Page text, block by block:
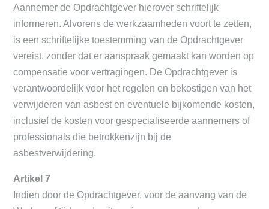
Aannemer de Opdrachtgever hierover schriftelijk
informeren. Alvorens de werkzaamheden voort te zetten,
is een schriftelijke toestemming van de Opdrachtgever
vereist, zonder dat er aanspraak gemaakt kan worden op
compensatie voor vertragingen. De Opdrachtgever is
verantwoordelijk voor het regelen en bekostigen van het
verwijderen van asbest en eventuele bijkomende kosten,
inclusief de kosten voor gespecialiseerde aannemers of
professionals die betrokkenzijn bij de
asbestverwijdering.
Artikel 7
Indien door de Opdrachtgever, voor de aanvang van de